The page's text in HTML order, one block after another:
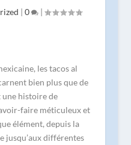
|0 |
les tacos al
bien plus que de
histoire de
faire méticuleux et
élément, depuis la
jusqu’aux différentes